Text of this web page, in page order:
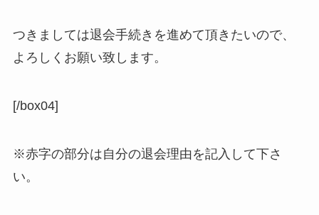
つきましては退会手続きを進めて頂きたいので、
よろしくお願い致します。
[/box04]
※赤字の部分は自分の退会理由を記入して下さ
い。